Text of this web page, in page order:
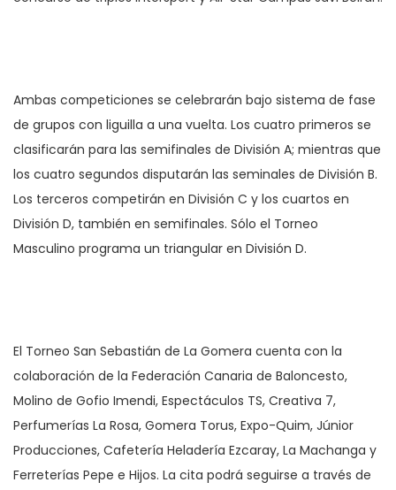
Ambas competiciones se celebrarán bajo sistema de fase
de grupos con liguilla a una vuelta. Los cuatro primeros se
clasificarán para las semifinales de División A; mientras que
los cuatro segundos disputarán las seminales de División B.
Los terceros competirán en División C y los cuartos en
División D, también en semifinales. Sólo el Torneo
Masculino programa un triangular en División D.
El Torneo San Sebastián de La Gomera cuenta con la
colaboración de la Federación Canaria de Baloncesto,
Molino de Gofio Imendi, Espectáculos TS, Creativa 7,
Perfumerías La Rosa, Gomera Torus, Expo-Quim, Júnior
Producciones, Cafetería Heladería Ezcaray, La Machanga y
Ferreterías Pepe e Hijos. La cita podrá seguirse a través de